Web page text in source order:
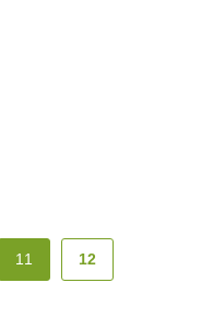
11 12